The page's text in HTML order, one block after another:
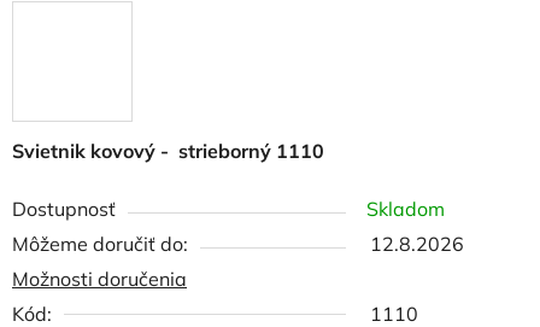
Svietnik kovový - strieborný 1110
Dostupnosť
Skladom
Môžeme doručiť do:
12.8.2026
Možnosti doručenia
Kód:
1110